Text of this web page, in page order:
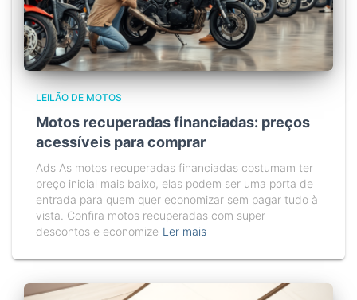
LEILÃO DE MOTOS
Motos recuperadas financiadas: preços
acessíveis para comprar
Ads As motos recuperadas financiadas costumam ter
preço inicial mais baixo, elas podem ser uma porta de
entrada para quem quer economizar sem pagar tudo à
vista. Confira motos recuperadas com super
descontos e economize Ler mais